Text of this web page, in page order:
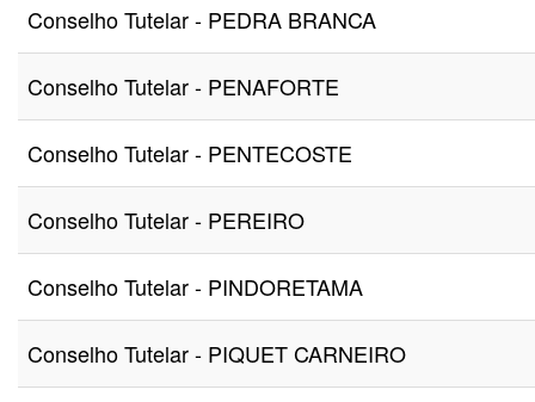
Conselho Tutelar - PEDRA BRANCA
Conselho Tutelar - PENAFORTE
Conselho Tutelar - PENTECOSTE
Conselho Tutelar - PEREIRO
Conselho Tutelar - PINDORETAMA
Conselho Tutelar - PIQUET CARNEIRO